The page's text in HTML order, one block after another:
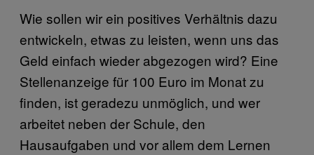
Wie sollen wir ein positives Verhältnis dazu
entwickeln, etwas zu leisten, wenn uns das
Geld einfach wieder abgezogen wird? Eine
Stellenanzeige für 100 Euro im Monat zu
finden, ist geradezu unmöglich, und wer
arbeitet neben der Schule, den
Hausaufgaben und vor allem dem Lernen